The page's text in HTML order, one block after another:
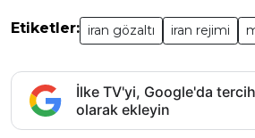
Etiketler: iran gözaltı iran rejimi
İlke TV'yi, Google'da
olarak ekleyin